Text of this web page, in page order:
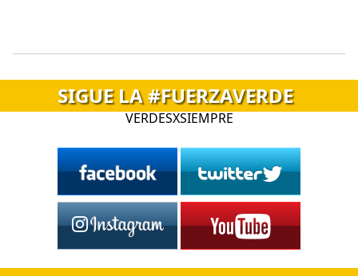
SIGUE LA #FUERZAVERDE
VERDESXSIEMPRE